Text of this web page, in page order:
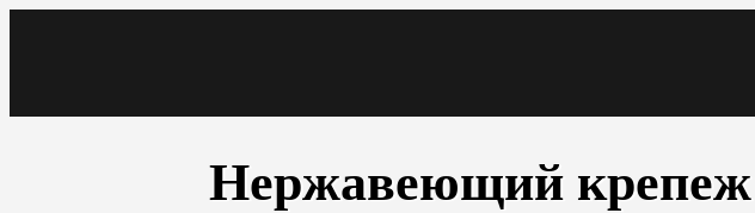
Нержавеющий крепеж